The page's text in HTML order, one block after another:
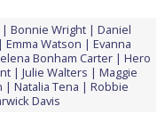
Bonnie Wright
Daniel
Emma Watson
Evanna
Bonham Carter
Hero
Julie Walters
Maggie
Natalia Tena
Robbie
Davis